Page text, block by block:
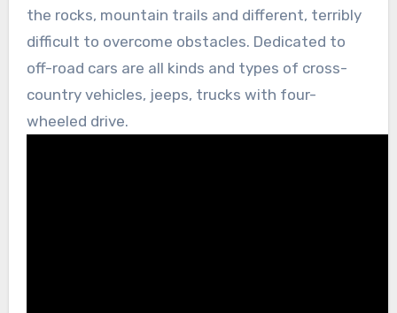
the rocks, mountain trails and different, terribly
difficult to overcome obstacles. Dedicated to
off-road cars are all kinds and types of cross-
country vehicles, jeeps, trucks with four-
wheeled drive.